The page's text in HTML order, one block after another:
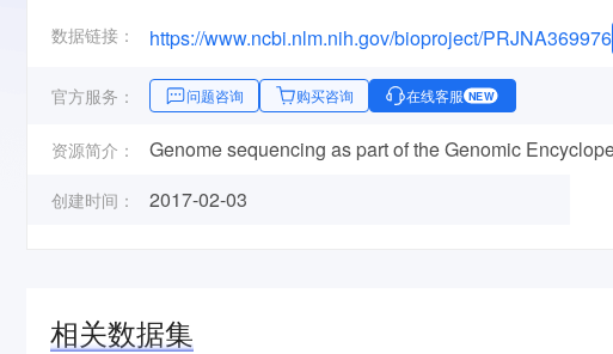
数据链接： https://www.ncbi.nlm.nih.gov/bioproject/PRJNA369976
官方服务： 问题咨询 购买咨询 在线客服 NEW
资源简介： Genome sequencing as part of the Genomic
创建时间： 2017-02-03
相关数据集